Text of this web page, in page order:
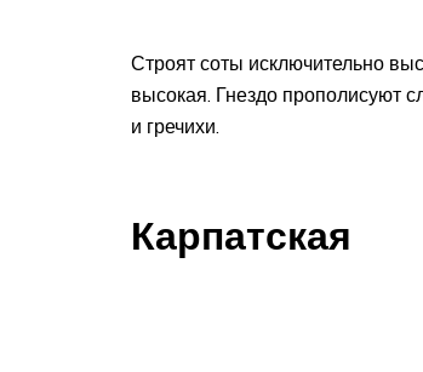
Строят соты исключительно
высокая. Гнездо прополисуют
и гречихи.
Карпатская